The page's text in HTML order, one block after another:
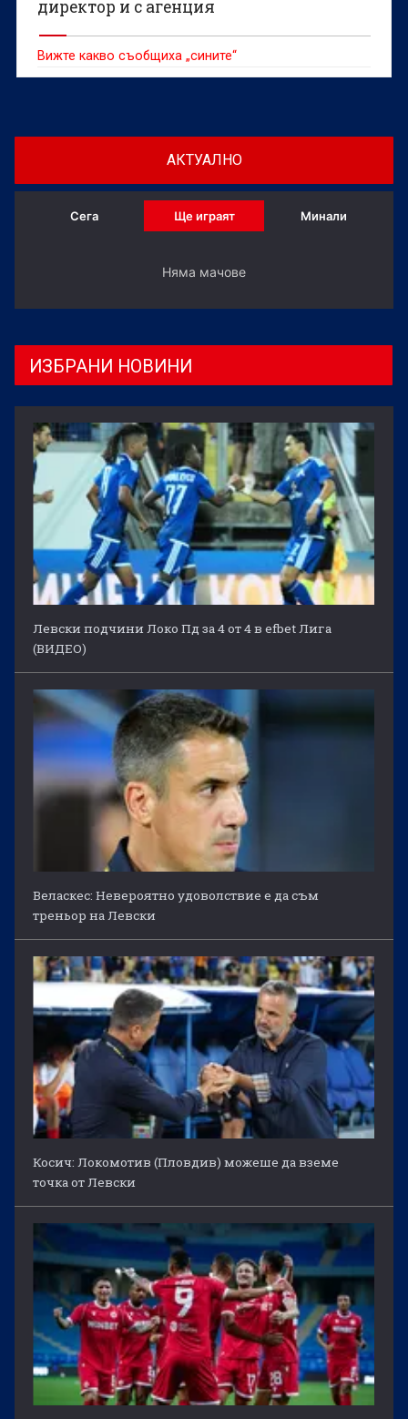
директор и с агенция
Вижте какво съобщиха „сините“
АКТУАЛНО
Сега Ще играят Минали
Няма мачове
ИЗБРАНИ НОВИНИ
Левски подчини Локо Пд за 4 от 4 в efbet Лига
(ВИДЕО)
Веласкес: Невероятно удоволствие е да съм
треньор на Левски
Косич: Локомотив (Пловдив) можеше да вземе
точка от Левски